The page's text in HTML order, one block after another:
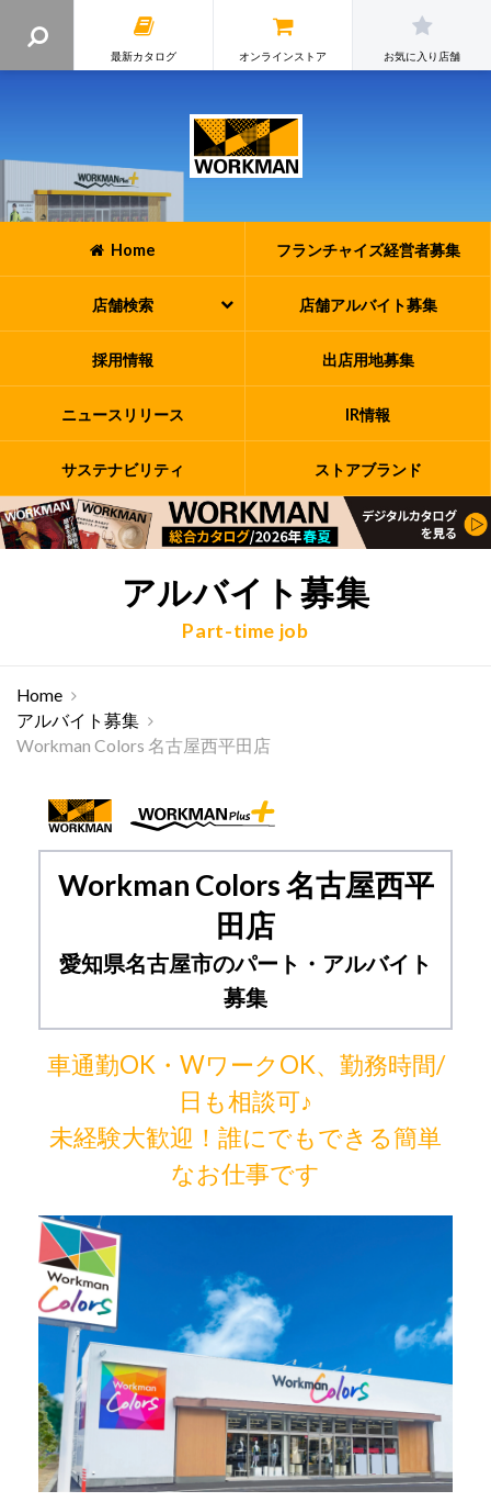
最新カタログ オンラインストア お気に入り店舗
Home フランチャイズ経営者募集
店舗検索 店舗アルバイト募集
採用情報 出店用地募集
ニュースリリース IR情報
サステナビリティ ストアブランド
アルバイト募集
Part-time job
Home
アルバイト募集
Workman Colors 名古屋西平田店
Workman Colors 名古屋西平
田店
愛知県名古屋市のパート・アルバイト
募集
車通勤OK・WワークOK、勤務時間/
日も相談可♪
未経験大歓迎！誰にでもできる簡単
なお仕事です